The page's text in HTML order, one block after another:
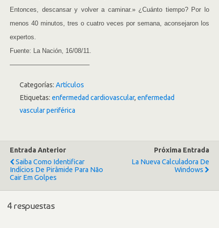
Entonces, descansar y volver a caminar.» ¿Cuánto tiempo? Por lo
menos 40 minutos, tres o cuatro veces por semana, aconsejaron los
expertos.
Fuente: La Nación, 16/08/11.
————————————–
Categorías: Artículos
Etiquetas: enfermedad cardiovascular, enfermedad
vascular periférica
Entrada Anterior
Saiba Como Identificar
Indícios De Pirâmide Para Não
Cair Em Golpes
Próxima Entrada
La Nueva Calculadora De
Windows
4 respuestas